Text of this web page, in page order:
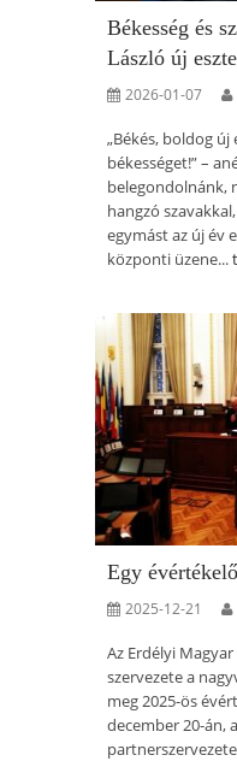
Békesség és
László új
2026-01-07
„Békés, boldog új
békességet!” –
belegondolnánk,
hangzó
egymást az új év
központi üzene...
Egy
2025-12-21
Az Erdélyi
szervezete a
meg 2025-ös
december 20-án,